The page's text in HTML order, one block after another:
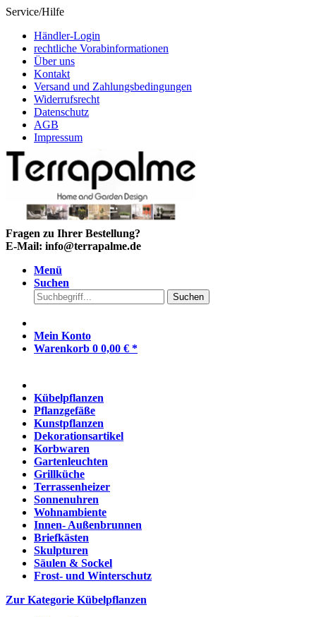
Service/Hilfe
Händler-Login
rechtliche Vorabinformationen
Über uns
Kontakt
Versand und Zahlungsbedingungen
Widerrufsrecht
Datenschutz
AGB
Impressum
Fragen zu Ihrer Bestellung?
E-Mail: info@terrapalme.de
Menü
Suchen
Suchen
Mein Konto
Warenkorb 0 0,00 € *
Kübelpflanzen
Pflanzgefäße
Kunstpflanzen
Dekorationsartikel
Korbwaren
Gartenleuchten
Grillküche
Terrassenheizer
Sonnenuhren
Wohnambiente
Innen- Außenbrunnen
Briefkästen
Skulpturen
Säulen & Sockel
Frost- und Winterschutz
Zur Kategorie Kübelpflanzen